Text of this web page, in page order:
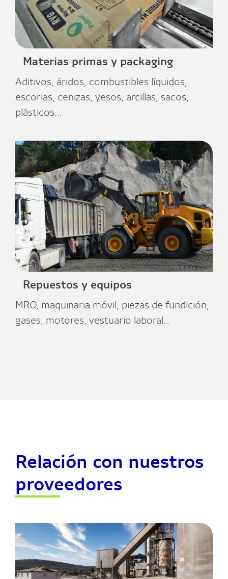
Materias primas y packaging
Aditivos, áridos, combustibles líquidos,
escorias, cenizas, yesos, arcillas, sacos,
plásticos…
Repuestos y equipos
MRO, maquinaria móvil, piezas de fundición,
gases, motores, vestuario laboral…
Relación con nuestros
proveedores